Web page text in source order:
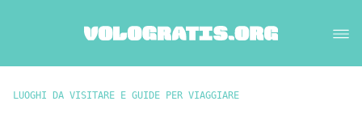
LUOGHI DA VISITARE E GUIDE PER VIAGGIARE